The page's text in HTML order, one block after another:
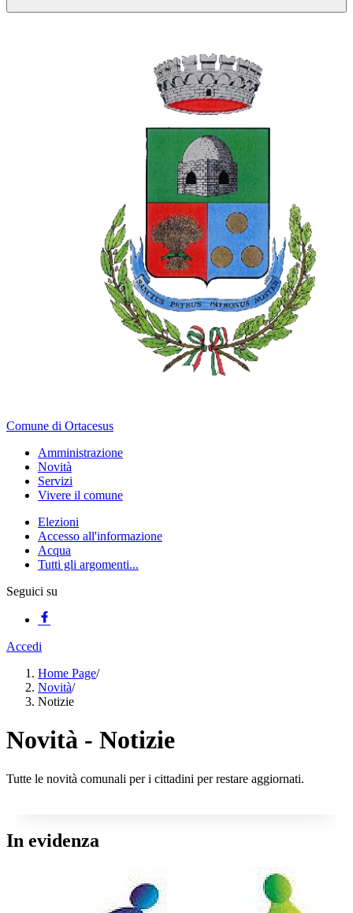
Comune di Ortacesus
Amministrazione
Novità
Servizi
Vivere il comune
Elezioni
Accesso all'informazione
Acqua
Tutti gli argomenti...
Seguici su
Accedi
Home Page/
Novità/
Notizie
Novità - Notizie
Tutte le novità comunali per i cittadini per restare aggiornati.
In evidenza